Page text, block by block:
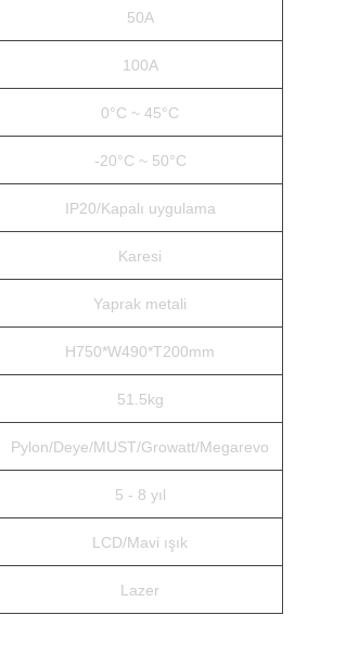
50A
100A
0°C ~ 45°C
-20°C ~ 50°C
IP20/Kapalı uygulama
Karesi
Yaprak metali
H750*W490*T200mm
51.5kg
Pylon/Deye/MUST/Growatt/Megarevo
5 - 8 yıl
LCD/Mavi ışık
Lazer